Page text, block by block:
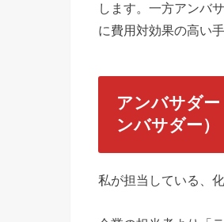
します。一方アンバ
に費用対効果の高い
アンバサダ
ンバサダー）
私が担当している、